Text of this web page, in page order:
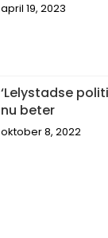
april 19, 2023
‘Lelystadse
nu beter
oktober 8, 2022